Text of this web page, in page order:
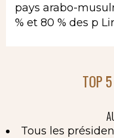
pays arabo-
% et 80 % des p
TOP
Tous les